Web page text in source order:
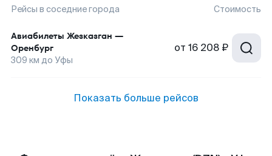
Рейсы в соседние города Стоимость
Авиабилеты Жезказган —
Оренбург
309 км до Уфы
от 16 208 ₽
Показать больше рейсов